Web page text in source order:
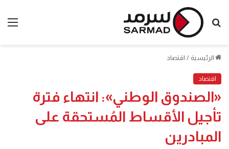
بحث
الرئيسية / اقتصاد
اقتصاد
«الصندوق الوطني»: انتهاء فترة
تأجيل الأقساط المُستحقة على
المبادرين